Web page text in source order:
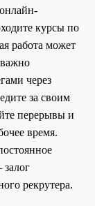
курсы по
работа может
через
за своим
перерывы и
время.
рекрутера.